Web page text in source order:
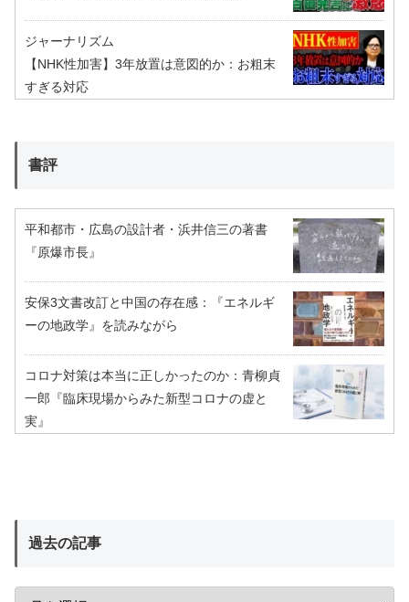
ジャーナリズム
【NHK性加害】3年放置は意図的か：お粗末
すぎる対応
書評
平和都市・広島の設計者・浜井信三の著書
『原爆市長』
安保3文書改訂と中国の存在感：『エネルギ
ーの地政学』を読みながら
コロナ対策は本当に正しかったのか：青柳貞
一郎『臨床現場からみた新型コロナの虚と
実』
過去の記事